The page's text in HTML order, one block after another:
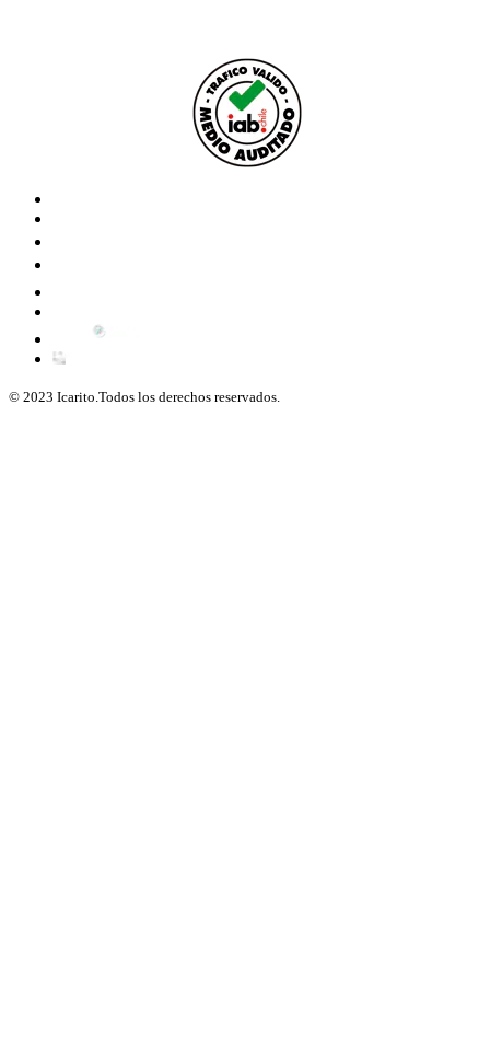
© 2023 Icarito.Todos los derechos reservados.